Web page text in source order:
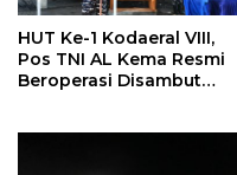
HUT Ke-1 Kodaeral VIII,
Pos TNI AL Kema Resmi
Beroperasi Disambut